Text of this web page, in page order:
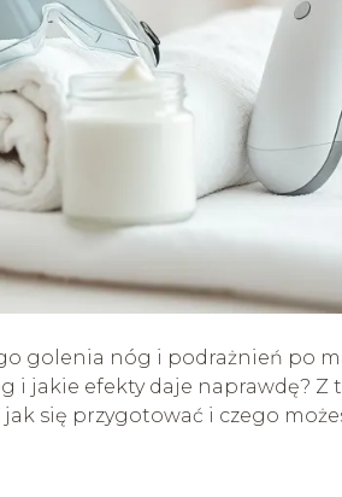
golenia nóg i podrażnień po
i jakie efekty daje naprawdę? Z
się przygotować i czego